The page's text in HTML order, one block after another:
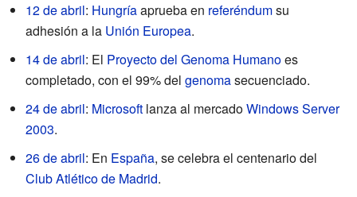
12 de abril: Hungríaaprueba en referéndumsu
adhesión a la Unión Europea.
14 de abril: El Proyecto del Genoma Humanoes
completado, con el 99% del genomasecuenciado.
24 de abril: Microsoft lanza al mercadoWindows Server
2003.
26 de abril: En España, se celebra el centenario del
Club Atlético de Madrid.